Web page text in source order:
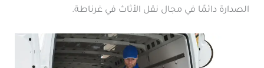
الصدارة دائمًا في مجال نقل الأثاث في غرناطة.